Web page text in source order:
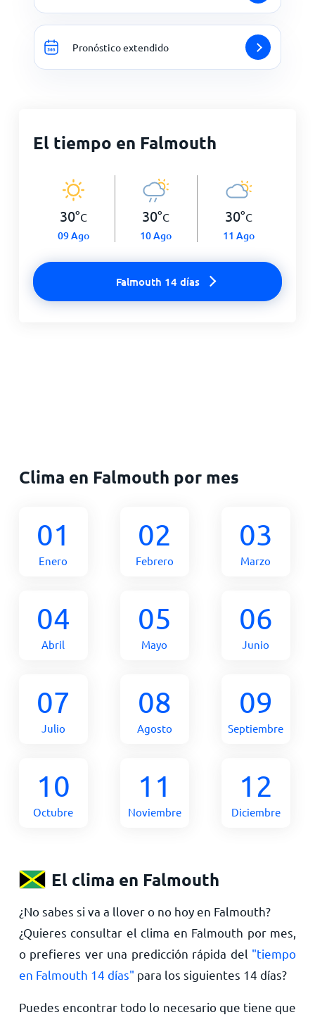
Pronóstico extendido
El tiempo en Falmouth
30°C
09 Ago
30°C
10 Ago
30°C
11 Ago
Falmouth 14 días
Clima en Falmouth por mes
01
Enero
02
Febrero
03
Marzo
04
Abril
05
Mayo
06
Junio
07
Julio
08
Agosto
09
Septiembre
10
Octubre
11
Noviembre
12
Diciembre
El clima en Falmouth
¿No sabes si va a llover o no hoy en Falmouth?
¿Quieres consultar el clima en Falmouth por mes,
o prefieres ver una predicción rápida del "tiempo
en Falmouth 14 días" para los siguientes 14 días?
Puedes encontrar todo lo necesario que tiene que